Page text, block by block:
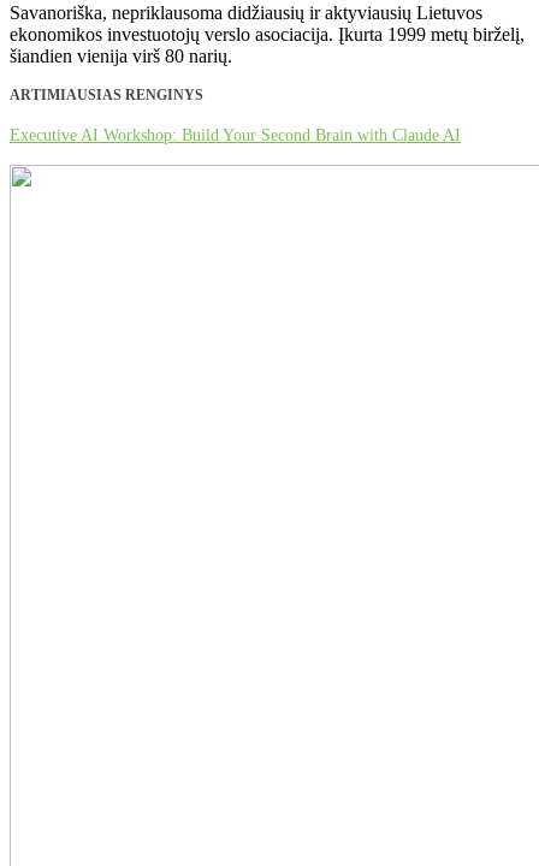
Savanoriška, nepriklausoma didžiausių ir aktyviausių Lietuvos
ekonomikos investuotojų verslo asociacija. Įkurta 1999 metų birželį,
šiandien vienija virš 80 narių.
ARTIMIAUSIAS RENGINYS
Executive AI Workshop: Build Your Second Brain with Claude AI